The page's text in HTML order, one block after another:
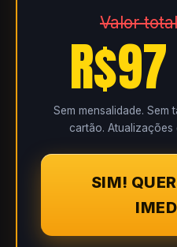
Valor
R$97
Sem mensalidade. Sem
cartão. Atualizações
SIM!